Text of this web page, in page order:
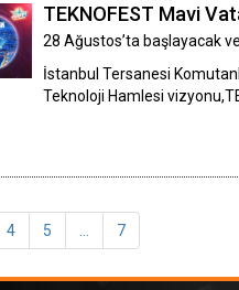
TEKNOFEST Mavi
28 Ağustos’ta başlayacak
İstanbul Tersanesi
Teknoloji Hamlesi
4 5 7